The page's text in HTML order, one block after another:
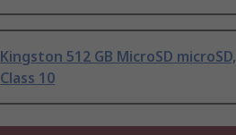
Kingston 512 GB MicroSD microSD,
Class 10